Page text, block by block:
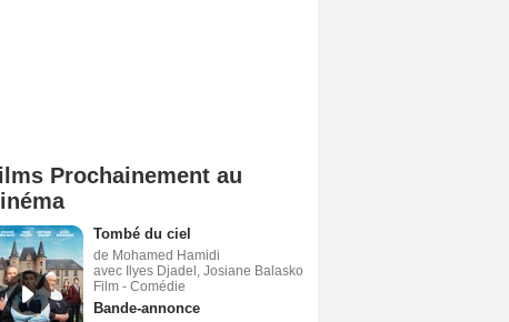
Prochainement au
Tombé du ciel
de Mohamed Hamidi
avec Ilyes Djadel, Josiane Balasko
Film - Comédie
Bande-annonce